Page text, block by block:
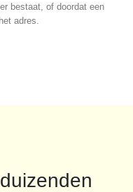
bestaat, of doordat een
adres.